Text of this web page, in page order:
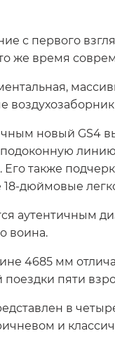
с первого
же время
новый GS4
подоконную
также
дюймовые
аутентичным
воина.
4685 мм
пяти
в
и